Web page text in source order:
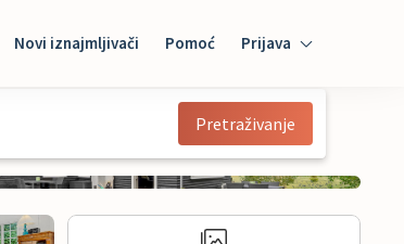
Novi iznajmljivači Pomoć Prijava
Mybooking
Pretraživanje